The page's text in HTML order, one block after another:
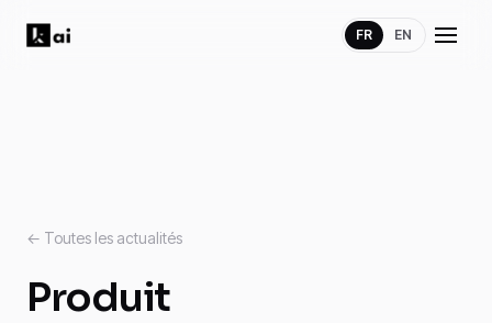
FR EN
← Toutes les actualités
Produit